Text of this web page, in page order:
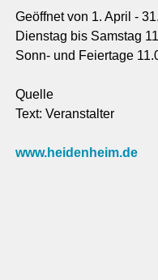
Geöffnet von 1. April -
Dienstag bis Samstag
Sonn- und Feiertage
Quelle
Text: Veranstalter
www.heidenheim.de